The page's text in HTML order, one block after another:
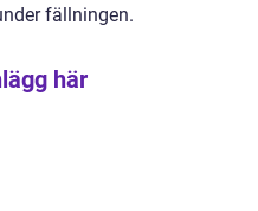
fällningen.
här